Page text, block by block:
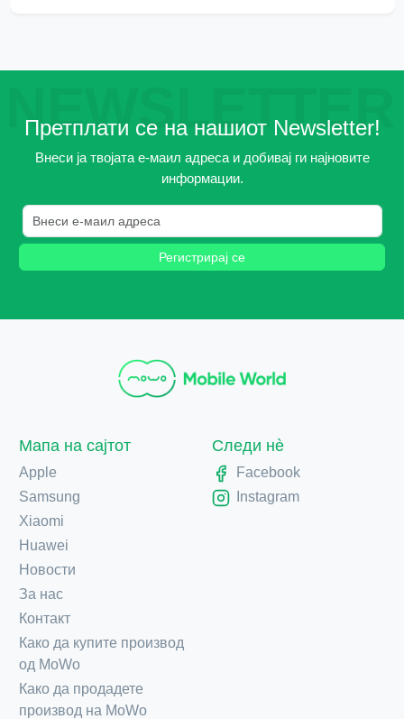
NEWSLETTER
Претплати се на нашиот Newsletter!
Внеси ја твојата е-маил адреса и добивај ги најновите
информации.
Регистрирај се
Мапа на сајтот
Apple
Samsung
Xiaomi
Huawei
Новости
За нас
Контакт
Како да купите производ
од MoWo
Како да продадете
производ на MoWo
Следи нè
Facebook
Instagram